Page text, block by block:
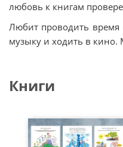
любовь к книгам
Любит проводить время
музыку и ходить в кино.
Книги